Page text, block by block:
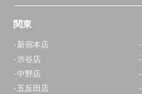
0800-800-5919
青葉台店
10:00～20:00
関東
新宿本店
渋谷店
中野店
五反田店